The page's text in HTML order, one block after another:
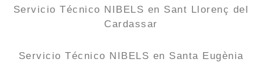
Servicio Técnico NIBELS en Sant Llorenç del
Cardassar
Servicio Técnico NIBELS en Santa Eugènia